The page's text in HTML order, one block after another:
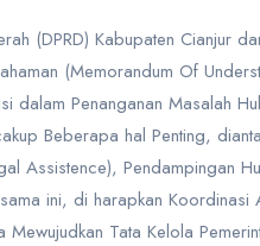
(DPRD) Kabupaten Cianjur
(Memorandum Of
dalam Penanganan Masalah
Beberapa hal Penting,
Assistence), Pendampingan
ini, di harapkan Koordinasi
Tata Kelola